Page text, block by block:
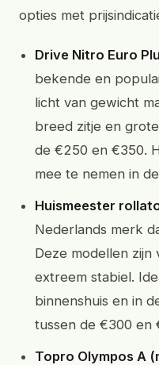
opties met
Drive Nitro Euro
bekende en
licht van gewicht
breed zitje en
de €250 en €350.
mee te nemen in
Huismeester
Nederlands merk
Deze modellen zijn
extreem stabiel.
binnenshuis en in
tussen de €300 en
Topro Olympos A